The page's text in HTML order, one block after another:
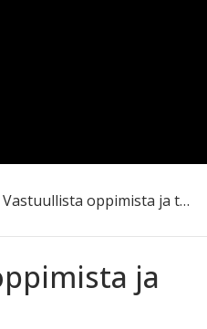
Vastuullista oppimista ja työskentelyä
ja